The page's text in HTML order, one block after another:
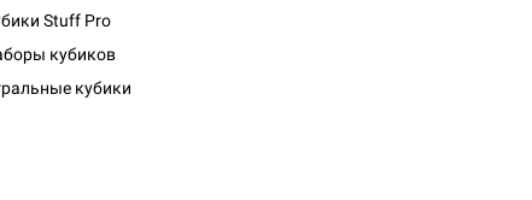
Stuff Pro
кубиков
кубики
Братья